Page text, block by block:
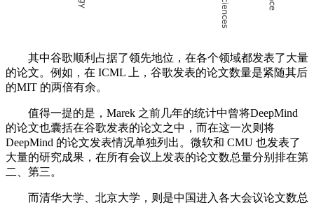
其中谷歌顺利占据了领先地位，在各个领域都发表了大量
的论文。例如，在 ICML 上，谷歌发表的论文数量是紧随其后
的MIT 的两倍有余。
值得一提的是，Marek 之前几年的统计中曾将DeepMind
的论文也囊括在谷歌发表的论文之中，而在这一次则将
DeepMind 的论文发表情况单独列出。微软和 CMU 也发表了
大量的研究成果，在所有会议上发表的论文数总量分别排在第
二、第三。
而清华大学、北京大学，则是中国进入各大会议论文数总